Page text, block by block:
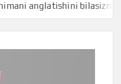
anglatishini bilasizmi